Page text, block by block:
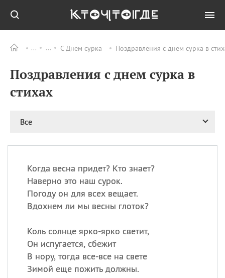
С Днем сурка Поздравления с днем сурка в
Поздравления с днем сурка в
стихах
Все
Когда весна придет? Кто знает?
Наверно это наш сурок.
Погоду он для всех вещает.
Вдохнем ли мы весны глоток?
Коль солнце ярко-ярко светит,
Он испугается, сбежит
В нору, тогда все-все на свете
Зимой еще пожить должны.
ПРАЗДНИКИ Все
09.08 День памяти
великомученика и
Николая Чудотворца
11.08 День полета на
11.08 День Святой Клары —
телевидения
Сегодня празднуют именины
Герман